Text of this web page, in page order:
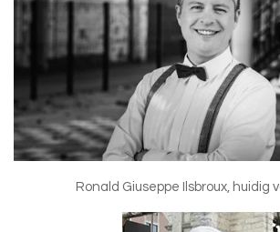
Ronald Giuseppe Ilsbroux, huidig